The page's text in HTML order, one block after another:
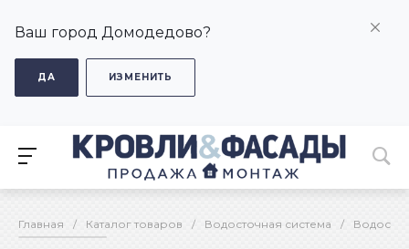
Ваш город Домодедово?
ДА ИЗМЕНИТЬ
Главная / Каталог товаров / Водосточная система /